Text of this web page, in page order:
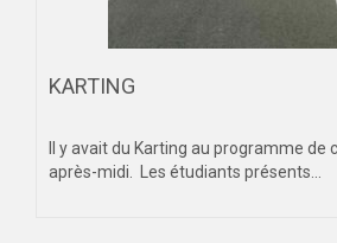
KARTING
Il y avait du Karting au programme de
après-midi. Les étudiants présents...